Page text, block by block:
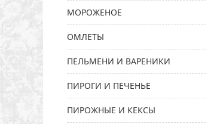
МОРОЖЕНОЕ
ОМЛЕТЫ
ПЕЛЬМЕНИ И ВАРЕНИКИ
ПИРОГИ И ПЕЧЕНЬЕ
ПИРОЖНЫЕ И КЕКСЫ